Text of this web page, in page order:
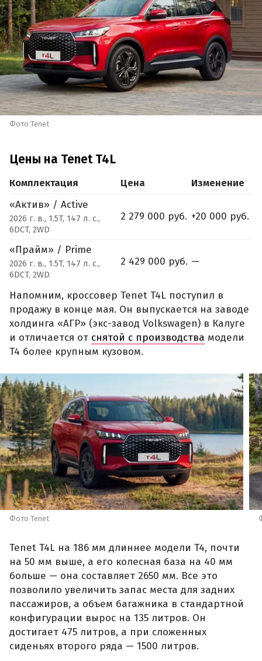
Фото Tenet
Цены на Tenet T4L
Комплектация Цена
Изменение
«Актив» / Active
2026 г. в., 1.5T, 147 л. с.,
6DCT, 2WD
2 279 000 руб. +20 000 руб.
«Прайм» / Prime
2026 г. в., 1.5T, 147 л. с.,
6DCT, 2WD
2 429 000 руб. —
Напомним, кроссовер Tenet T4L поступил в
продажу в конце мая. Он выпускается на заводе
холдинга «АГР» (экс-завод Volkswagen) в Калуге
и отличается от снятой с производства модели
T4 более крупным кузовом.
Фото Tenet
Tenet T4L на 186 мм длиннее модели T4, почти
на 50 мм выше, а его колесная база на 40 мм
больше — она составляет 2650 мм. Все это
позволило увеличить запас места для задних
пассажиров, а объем багажника в стандартной
конфигурации вырос на 135 литров. Он
достигает 475 литров, а при сложенных
сиденьях второго ряда — 1500 литров.